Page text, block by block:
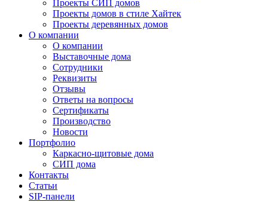
Проекты СИП домов
Проекты домов в стиле Хайтек
Проекты деревянных домов
О компании
О компании
Выставочные дома
Сотрудники
Реквизиты
Отзывы
Ответы на вопросы
Сертификаты
Производство
Новости
Портфолио
Каркасно-щитовые дома
СИП дома
Контакты
Статьи
SIP-панели